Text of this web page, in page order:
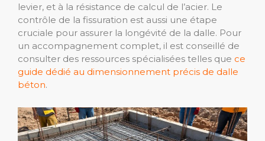
levier, et à la résistance de calcul de l’acier. Le
contrôle de la fissuration est aussi une étape
cruciale pour assurer la longévité de la dalle. Pour
un accompagnement complet, il est conseillé de
consulter des ressources spécialisées telles que ce
guide dédié au dimensionnement précis de dalle
béton.